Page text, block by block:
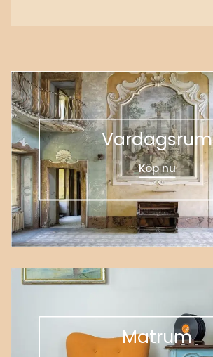
Vardagsrum
Köp nu
Matrum